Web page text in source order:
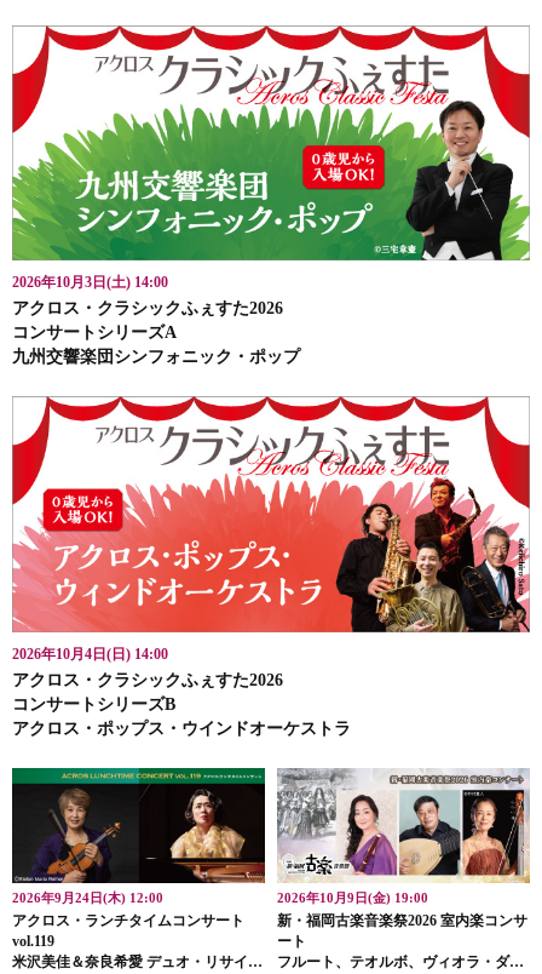
2026年10月3日(土) 14:00
アクロス・クラシックふぇすた2026
コンサートシリーズA
九州交響楽団シンフォニック・ポップ
2026年10月4日(日) 14:00
アクロス・クラシックふぇすた2026
コンサートシリーズB
アクロス・ポップス・ウインドオーケストラ
2026年9月24日(木) 12:00
アクロス・ランチタイムコンサート
vol.119
米沢美佳＆奈良希愛 デュオ・リサイタ
2026年10月9日(金) 19:00
新・福岡古楽音楽祭2026 室内楽コンサ
ート
フルート、テオルボ、ヴィオラ・ダ・